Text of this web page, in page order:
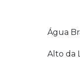
Água
Alto da